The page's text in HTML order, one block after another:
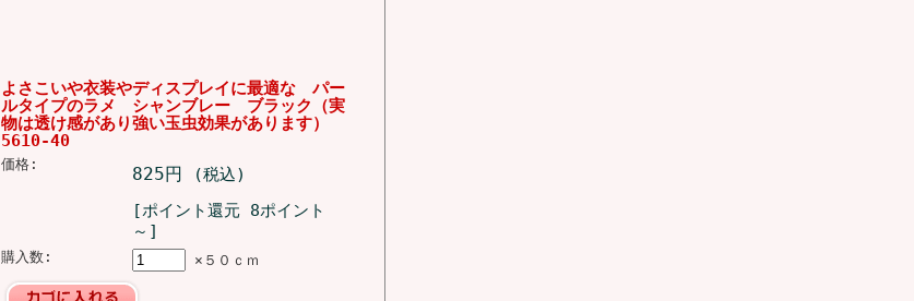
よさこいや衣装やディスプレイに最適な パー
ルタイプのラメ シャンブレー ブラック（実
物は透け感があり強い玉虫効果があります）
5610-40
価格: 825円
(税込)
[ポイント還元 8ポイント
～]
購入数: ×５０ｃｍ